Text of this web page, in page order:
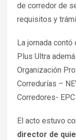
de corredor de
requisitos y
La jornada
Plus Ultra
Organización
Corredurías –
Corredores- EPC
El acto estuvo
director de